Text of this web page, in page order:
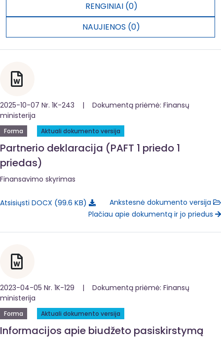
RENGINIAI (0)
NAUJIENOS (0)
2025-10-07 Nr. 1K-243 | Dokumentą priėmė: Finansų
ministerija
Forma Aktuali dokumento versija
Partnerio deklaracija (PAFT 1 priedo 1
priedas)
Finansavimo skyrimas
Atsisiųsti DOCX 99.6 KB
Ankstesnė dokumento versija
Plačiau apie dokumentą ir jo priedus
2023-04-05 Nr. 1K-129 | Dokumentą priėmė: Finansų
ministerija
Forma Aktuali dokumento versija
Informacijos apie biudžeto pasiskirstymą